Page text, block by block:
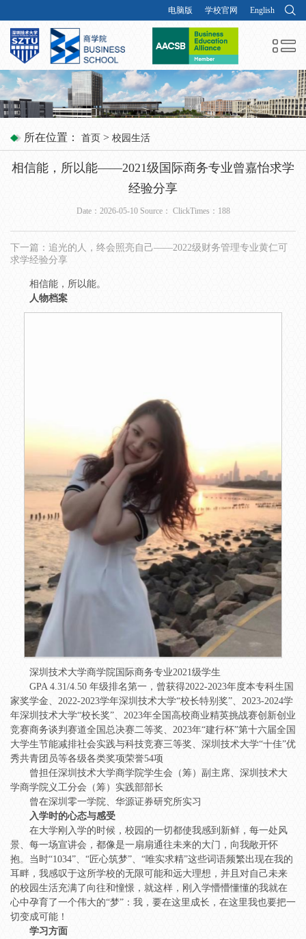
电脑版 学校官网 English
所在位置： 首页 > 校园生活
相信能，所以能——2021级国际商务专业曾嘉怡求学
经验分享
Date：2026-05-10 Source： ClickTimes： 188
下一篇： 追光的人，终会照亮自己——2022级财务管理专业黄仁可
求学经验分享
相信能，所以能。
人物档案
深圳技术大学商学院国际商务专业2021级学生
GPA 4.31/4.50 年级排名第一，曾获得2022-2023年度本专科生国
家奖学金、2022-2023学年深圳技术大学“校长特别奖”、2023-2024学
年深圳技术大学“校长奖”、2023年全国高校商业精英挑战赛创新创业
竞赛商务谈判赛道全国总决赛二等奖、2023年“建行杯”第十六届全国
大学生节能减排社会实践与科技竞赛三等奖、深圳技术大学“十佳”优
秀共青团员等各级各类奖项荣誉54项
曾担任深圳技术大学商学院学生会（筹）副主席、深圳技术大
学商学院义工分会（筹）实践部部长
曾在深圳零一学院、华源证券研究所实习
入学时的心态与感受
在大学刚入学的时候，校园的一切都使我感到新鲜，每一处风
景、每一场宣讲会，都像是一扇扇通往未来的大门，向我敞开怀
抱。当时“1034”、“匠心筑梦”、“唯实求精”这些词语频繁出现在我的
耳畔，我感叹于这所学校的无限可能和远大理想，并且对自己未来
的校园生活充满了向往和憧憬，就这样，刚入学懵懵懂懂的我就在
心中孕育了一个伟大的“梦”：我，要在这里成长，在这里我也要把一
切变成可能！
学习方面